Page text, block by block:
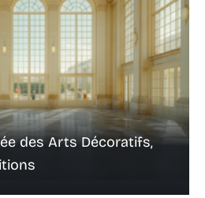
des Arts Décoratifs,